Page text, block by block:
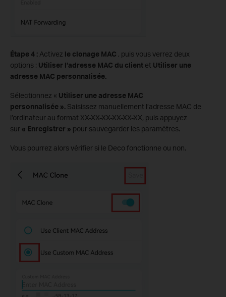
Étape 4 : Activez le clonage MAC , puis vous verrez deux
options : Utiliser l’adresse MAC du client et Utiliser une
adresse MAC personnalisée.
Sélectionnez « Utiliser une adresse MAC
personnalisée ». Saisissez manuellement l’adresse MAC de
l’ordinateur au format XX-XX-XX-XX-XX-XX, puis appuyez
sur « Enregistrer » pour sauvegarder les paramètres.
Vous pourrez alors vérifier si le Deco fonctionne ou non.